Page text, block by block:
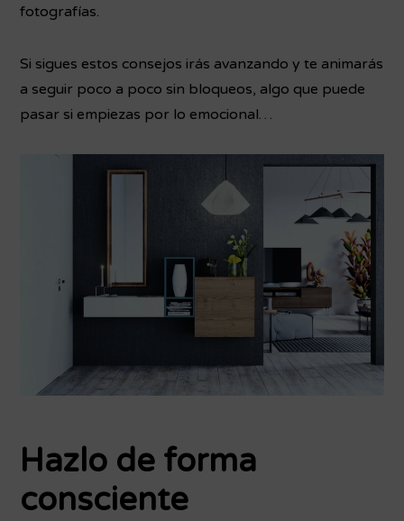
fotografías.
Si sigues estos consejos irás avanzando y te animarás
a seguir poco a poco sin bloqueos, algo que puede
pasar si empiezas por lo emocional…
Hazlo de forma
consciente